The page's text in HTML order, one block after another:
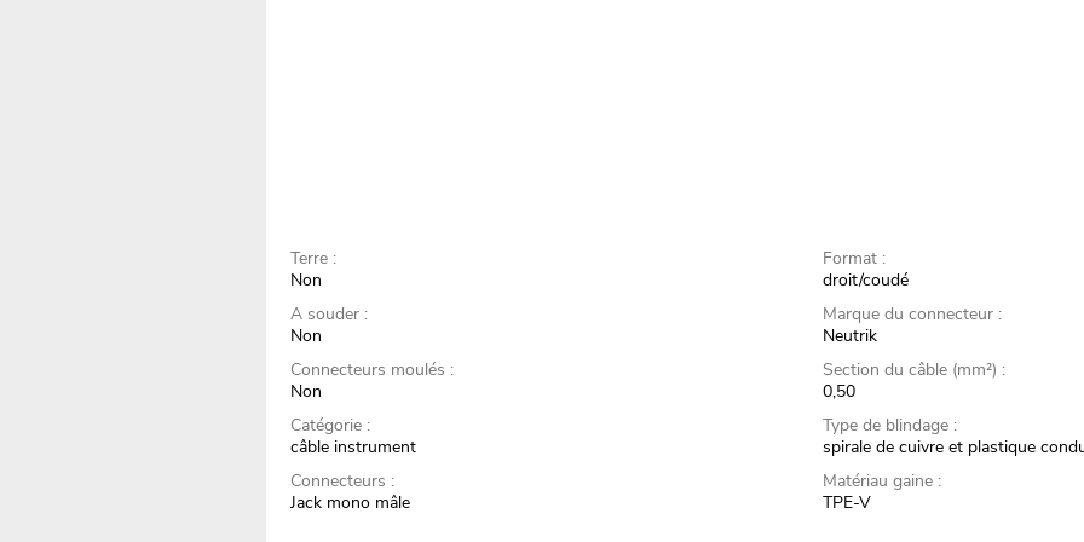
Terre :
Non
A souder :
Non
Connecteurs moulés :
Non
Catégorie :
câble instrument
Connecteurs :
Jack mono mâle
Format :
droit/coudé
Marque du connecteur :
Neutrik
Section du câble (mm²) :
0,50
Type de blindage :
spirale de cuivre et plastique
Matériau gaine :
TPE-V